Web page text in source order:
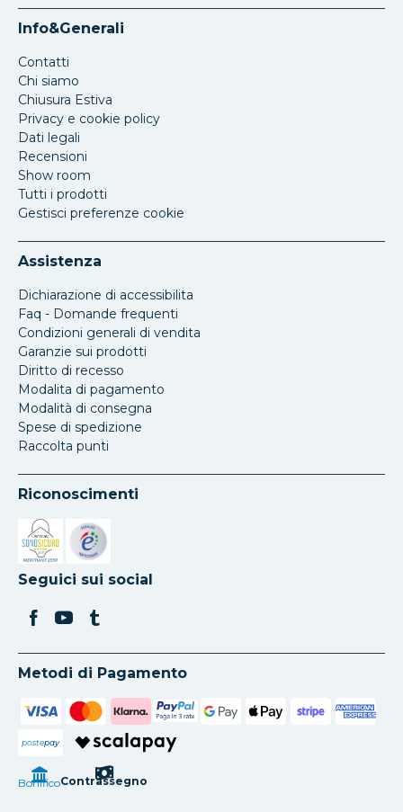
Info&Generali
Contatti
Chi siamo
Chiusura Estiva
Privacy e cookie policy
Dati legali
Recensioni
Show room
Tutti i prodotti
Gestisci preferenze cookie
Assistenza
Dichiarazione di accessibilita
Faq - Domande frequenti
Condizioni generali di vendita
Garanzie sui prodotti
Diritto di recesso
Modalita di pagamento
Modalità di consegna
Spese di spedizione
Raccolta punti
Riconoscimenti
Si apre in una nuova scheda
Si apre in una nuova scheda
Seguici sui social
Metodi di Pagamento
postepay
BonificoContrassegno